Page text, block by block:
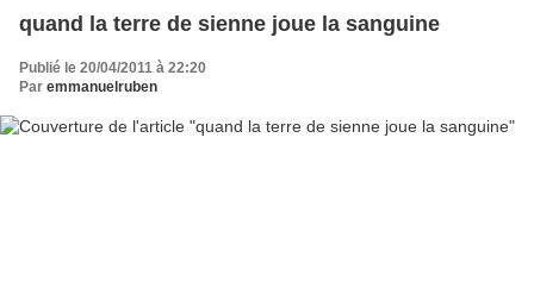
quand la terre de sienne joue la sanguine
Publié le 20/04/2011 à 22:20
Par emmanuelruben